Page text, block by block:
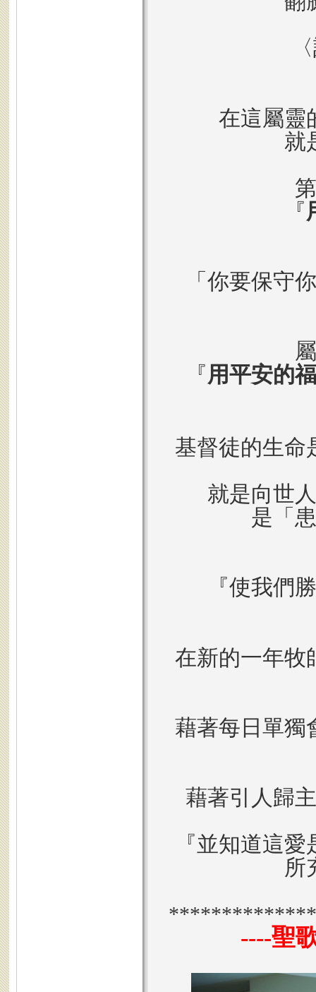
在這屬靈
就
『
「你要保守
『用平安的
基督徒的生命
就是向世
是「
『使我們
在新的一年牧
藉著每日單獨
藉著引人歸
『並知道這
所
----聖